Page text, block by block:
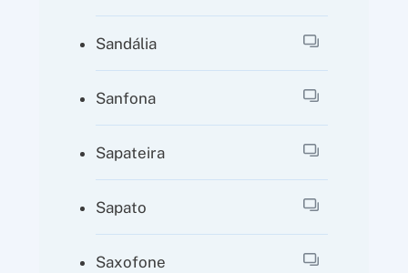
Sandália
Sanfona
Sapateira
Sapato
Saxofone